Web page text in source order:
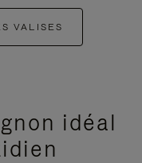
VALISES
idéal